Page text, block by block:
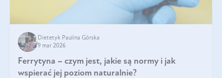
Dietetyk Paulina Górska
9 mar 2026
Ferrytyna – czym jest, jakie są normy i jak
wspierać jej poziom naturalnie?